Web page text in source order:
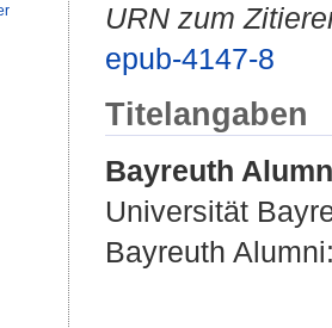
URN zum
epub-4147-8
Titelangaben
Bayreuth
Universität
Bayreuth